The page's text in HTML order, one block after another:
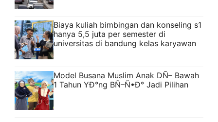
Biaya kuliah bimbingan dan konseling s1
hanya 5,5 juta per semester di
universitas di bandung kelas karyawan
Model Busana Muslim Anak DÑ– Bawah
1 Tahun YÐ°ng BÑ–Ñ•Ð° Jadi Pilihan